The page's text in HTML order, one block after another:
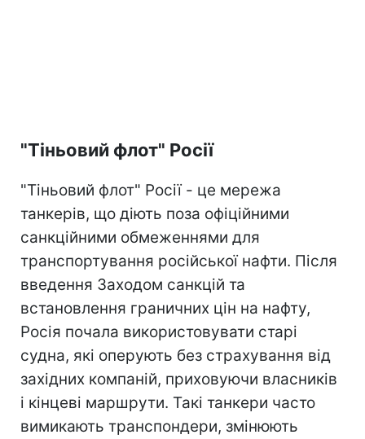
"Тіньовий флот" Росії
"Тіньовий флот" Росії - це мережа
танкерів, що діють поза офіційними
санкційними обмеженнями для
транспортування російської нафти. Після
введення Заходом санкцій та
встановлення граничних цін на нафту,
Росія почала використовувати старі
судна, які оперують без страхування від
західних компаній, приховуючи власників
і кінцеві маршрути. Такі танкери часто
вимикають транспондери, змінюють